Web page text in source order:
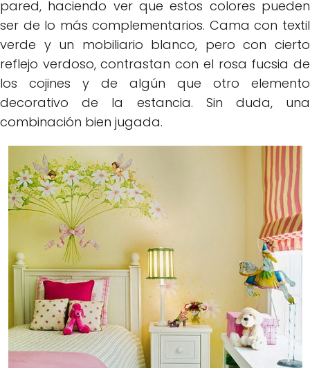
pared, haciendo ver que estos colores pueden
ser de lo más complementarios. Cama con textil
verde y un mobiliario blanco, pero con cierto
reflejo verdoso, contrastan con el rosa fucsia de
los cojines y de algún que otro elemento
decorativo de la estancia. Sin duda, una
combinación bien jugada.